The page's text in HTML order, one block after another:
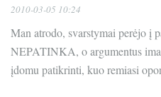
2010-03-05 10:24
Man atrodo, svarstymai perėjo į
NEPATINKA, o argumentus
įdomu patikrinti, kuo remiasi